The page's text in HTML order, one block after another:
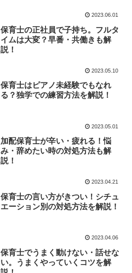
2023.06.01
保育士の正社員で子持ち。フルタ
イムは大変？早番・共働きも解
説！
2023.05.10
保育士はピアノ未経験でもなれ
る？独学での練習方法を解説！
2023.05.01
加配保育士が辛い・疲れる！悩
み・辞めたい時の対処方法も解
説！
2023.04.21
保育士の言い方がきつい！シチュ
エーション別の対処方法を解説！
2023.04.06
保育士でうまく動けない・話せな
い。うまくやっていくコツを解